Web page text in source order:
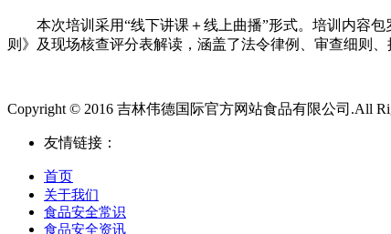
本次培训采用“线下讲课＋线上曲播”形式。培训内容包
则》及现场核查评分表解读，涵盖了法令律例、审查细则
Copyright © 2016 吉林伟德国际官方网站食品有限公司.All
友情链接：
首页
关于我们
食品安全常识
食品安全资讯